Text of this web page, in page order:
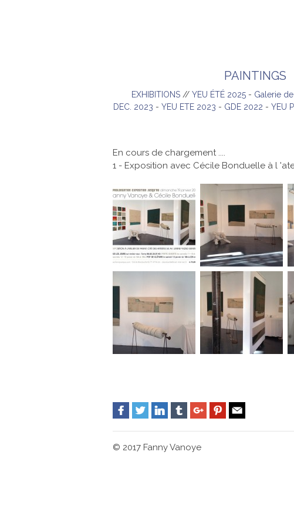
PAINTINGS
EXHIBITIONS // YEU ÉTÉ 2025 - Galerie
DEC. 2023 - YEU ETE 2023 - GDE 2022 - YEU
En cours de chargement ....
1 - Exposition avec Cécile Bonduelle à l
© 2017 Fanny Vanoye